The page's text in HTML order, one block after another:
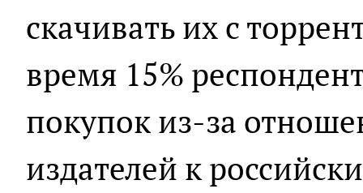
скачивать их с
время 15%
покупок из-за
издателей к